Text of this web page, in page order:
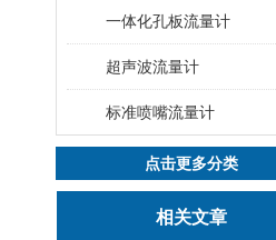
一体化孔板流量计
超声波流量计
标准喷嘴流量计
点击更多分类
相关文章